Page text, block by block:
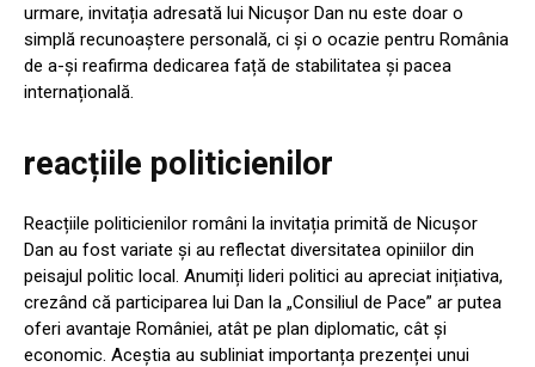
urmare, invitația adresată lui Nicușor Dan nu este doar o
simplă recunoaștere personală, ci și o ocazie pentru România
de a-și reafirma dedicarea față de stabilitatea și pacea
internațională.
reacțiile politicienilor
Reacțiile politicienilor români la invitația primită de Nicușor
Dan au fost variate și au reflectat diversitatea opiniilor din
peisajul politic local. Anumiți lideri politici au apreciat inițiativa,
crezând că participarea lui Dan la „Consiliul de Pace” ar putea
oferi avantaje României, atât pe plan diplomatic, cât și
economic. Aceștia au subliniat importanța prezenței unui